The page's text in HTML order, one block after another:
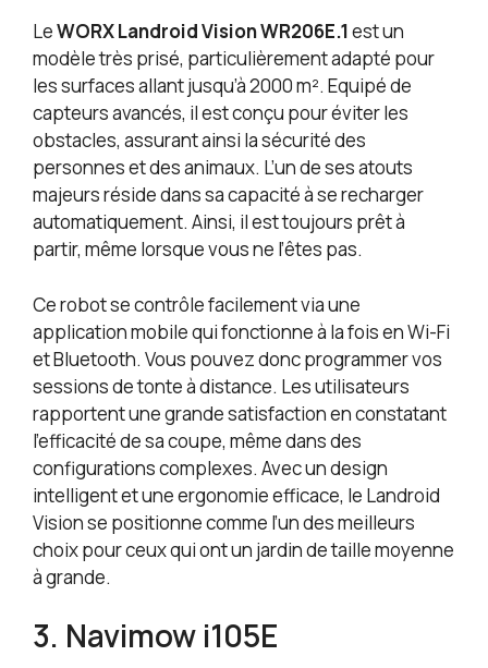
LeWORX Landroid Vision WR206E.1est un
modèle très prisé, particulièrement adapté pour
les surfaces allant jusqu’à 2000 m². Equipé de
capteurs avancés, il est conçu pour éviter les
obstacles, assurant ainsi la sécurité des
personnes et des animaux. L’un de ses atouts
majeurs réside dans sa capacité à se recharger
automatiquement. Ainsi, il est toujours prêt à
partir, même lorsque vous ne l’êtes pas.
Ce robot se contrôle facilement via une
application mobile qui fonctionne à la fois en Wi-Fi
et Bluetooth. Vous pouvez donc programmer vos
sessions de tonte à distance. Les utilisateurs
rapportent une grande satisfaction en constatant
l’efficacité de sa coupe, même dans des
configurations complexes. Avec un design
intelligent et une ergonomie efficace, le Landroid
Vision se positionne comme l’un des meilleurs
choix pour ceux qui ont un jardin de taille moyenne
à grande.
3. Navimow i105E